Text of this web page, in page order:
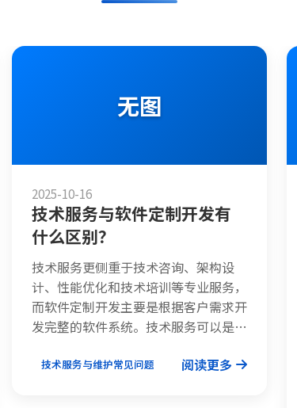
无图
2025-10-16
技术服务与软件定制开发有
什么区别？
技术服务更侧重于技术咨询、架构设
计、性能优化和技术培训等专业服务，
而软件定制开发主要是根据客户需求开
发完整的软件系统。技术服务可以是…
技术服务与维护常见问题 阅读更多